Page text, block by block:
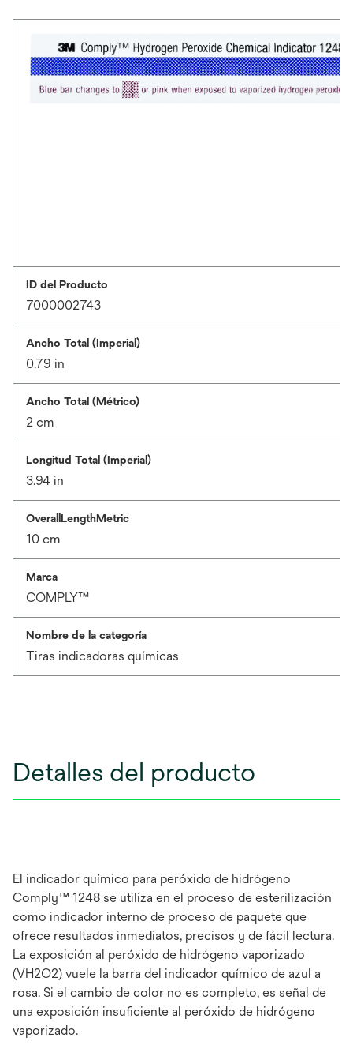
ID del Producto
7000002743
Ancho Total (Imperial)
0.79 in
Ancho Total (Métrico)
2 cm
Longitud Total (Imperial)
3.94 in
OverallLengthMetric
10 cm
Marca
COMPLY™
Nombre de la categoría
Tiras indicadoras químicas
Detalles del producto
El indicador químico para peróxido de hidrógeno
Comply™ 1248 se utiliza en el proceso de esterilización
como indicador interno de proceso de paquete que
ofrece resultados inmediatos, precisos y de fácil lectura.
La exposición al peróxido de hidrógeno vaporizado
(VH2O2) vuele la barra del indicador químico de azul a
rosa. Si el cambio de color no es completo, es señal de
una exposición insuficiente al peróxido de hidrógeno
vaporizado.